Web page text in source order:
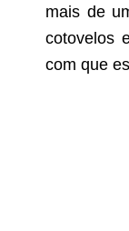
mais de
cotovelos
com que